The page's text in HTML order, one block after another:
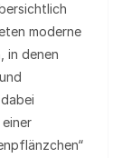
moderne
in denen